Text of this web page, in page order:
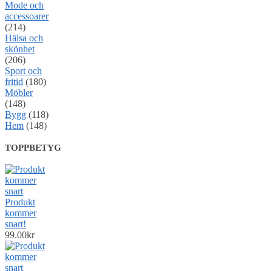
Mode och
accessoarer
(214)
Hälsa och
skönhet
(206)
Sport och
fritid (180)
Möbler
(148)
Bygg (118)
Hem (148)
TOPPBETYG
Produkt
kommer
snart!
99.00kr